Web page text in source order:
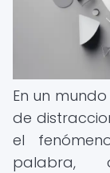
En un
de
el
palabra,